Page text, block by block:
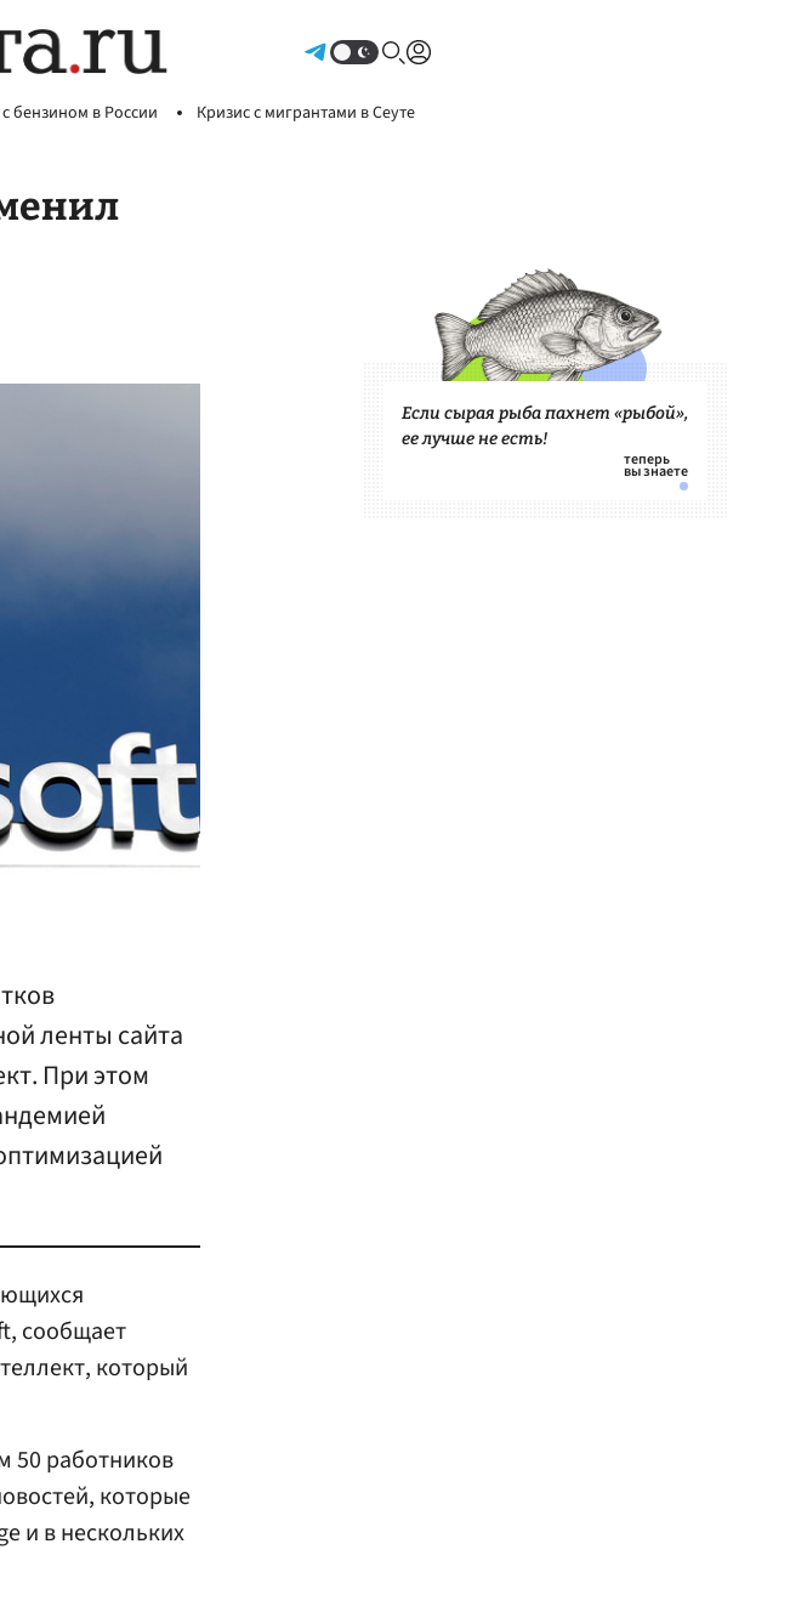
бензином в России Кризис с мигрантами в Сеуте
ленты сайта
При этом
сообщает
который
50 работников
которые
и в нескольких
Если сырая рыба пахнет «рыбой»,
ее лучше не есть!